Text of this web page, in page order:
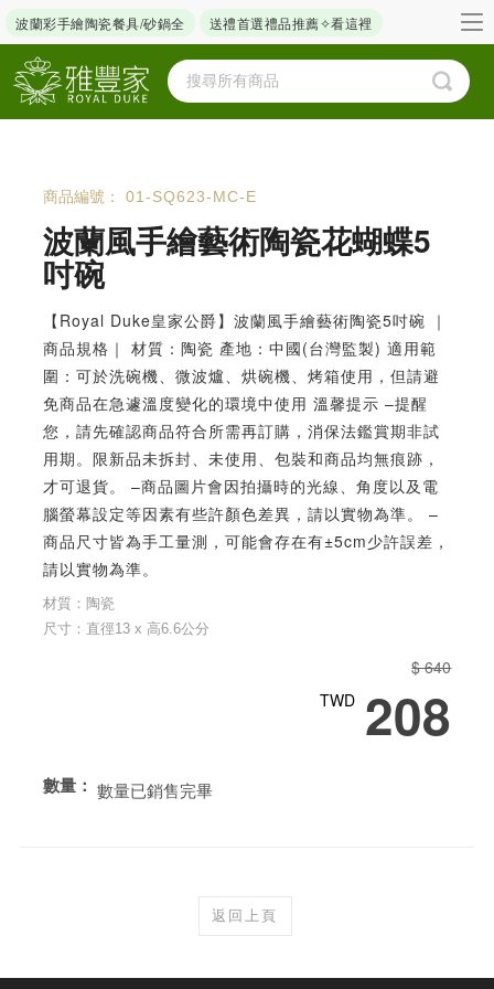
波蘭彩手繪陶瓷餐具/砂鍋全 送禮首選禮品推薦✧看這裡
商品編號： 01-SQ623-MC-E
波蘭風手繪藝術陶瓷花蝴蝶5
吋碗
【Royal Duke皇家公爵】波蘭風手繪藝術陶瓷5吋碗 ｜
商品規格｜ 材質：陶瓷 產地：中國(台灣監製) 適用範
圍：可於洗碗機、微波爐、烘碗機、烤箱使用，但請避
免商品在急遽溫度變化的環境中使用 溫馨提示 –提醒
您，請先確認商品符合所需再訂購，消保法鑑賞期非試
用期。限新品未拆封、未使用、包裝和商品均無痕跡，
才可退貨。 –商品圖片會因拍攝時的光線、角度以及電
腦螢幕設定等因素有些許顏色差異，請以實物為準。 –
商品尺寸皆為手工量測，可能會存在有±5cm少許誤差，
請以實物為準。
材質：陶瓷
尺寸：直徑13 x 高6.6公分
$ 640
TWD 208
數量： 數量已銷售完畢
返回上頁